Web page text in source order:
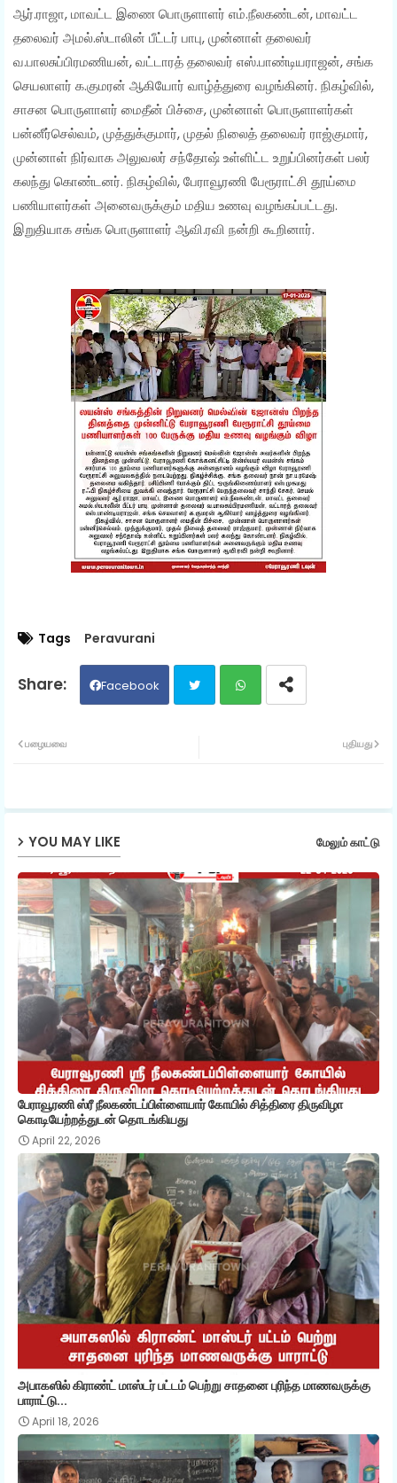
ஆர்.ராஜா, மாவட்ட இணை பொருளாளர் எம்.நீலகண்டன், மாவட்ட
தலைவர் அமல்.ஸ்டாலின் பீட்டர் பாபு, முன்னாள் தலைவர்
வ.பாலசுப்பிரமணியன், வட்டாரத் தலைவர் எஸ்.பாண்டியராஜன், சங்க
செயலாளர் க.குமரன் ஆகியோர் வாழ்த்துரை வழங்கினர். நிகழ்வில்,
சாசன பொருளாளர் மைதீன் பிச்சை, முன்னாள் பொருளாளர்கள்
பன்னீர்செல்வம், முத்துக்குமார், முதல் நிலைத் தலைவர் ராஜ்குமார்,
முன்னாள் நிர்வாக அலுவலர் சந்தோஷ் உள்ளிட்ட உறுப்பினர்கள் பலர்
கலந்து கொண்டனர். நிகழ்வில், பேராவூரணி பேரூராட்சி தூய்மை
பணியாளர்கள் அனைவருக்கும் மதிய உணவு வழங்கப்பட்டது.
இறுதியாக சங்க பொருளாளர் ஆவி.ரவி நன்றி கூறினார்.
Tags Peravurani
Facebook
ap
புதியது
பழையவை
YOU MAY LIKE மேலும் காட்டு
பேராவூரணி ஸ்ரீ நீலகண்டப்பிள்ளையார் கோயில் சித்திரை திருவிழா
கொடியேற்றத்துடன் தொடங்கியது
April 22, 2026
அபாகஸில் கிராண்ட் மாஸ்டர் பட்டம் பெற்று சாதனை புரிந்த மாணவருக்கு
பாராட்டு...
April 18, 2026